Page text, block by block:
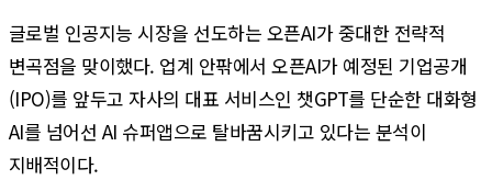
글로벌 인공지능 시장을 선도하는 오픈AI가 중대한 전략적
변곡점을 맞이했다. 업계 안팎에서 오픈AI가 예정된 기업공개
(IPO)를 앞두고 자사의 대표 서비스인 챗GPT를 단순한 대화형
AI를 넘어선 AI 슈퍼앱으로 탈바꿈시키고 있다는 분석이
지배적이다.